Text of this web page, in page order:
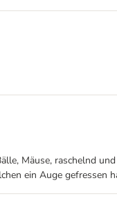
Mäuse, raschelnd
ein Auge gefressen